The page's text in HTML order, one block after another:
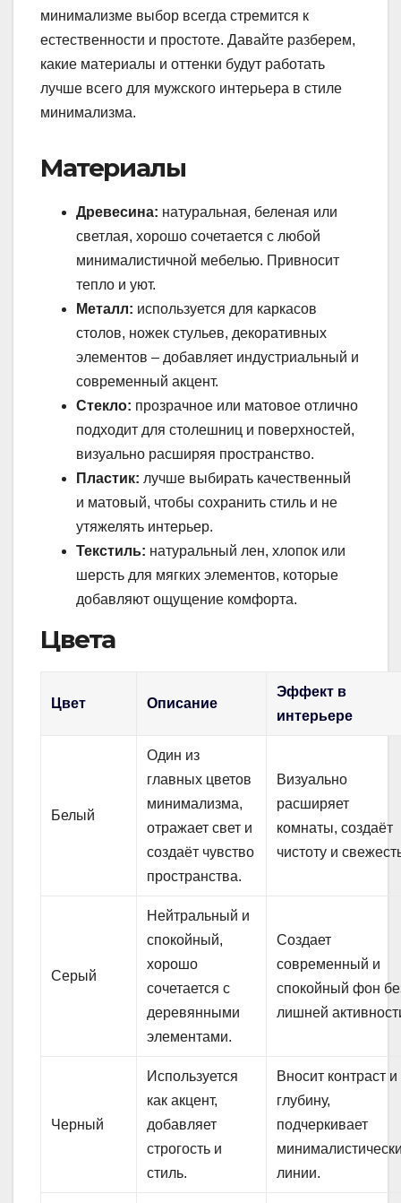
минимализме выбор всегда стремится к
естественности и простоте. Давайте разберем,
какие материалы и оттенки будут работать
лучше всего для мужского интерьера в стиле
минимализма.
Материалы
Древесина: натуральная, беленая или
светлая, хорошо сочетается с любой
минималистичной мебелью. Привносит
тепло и уют.
Металл: используется для каркасов
столов, ножек стульев, декоративных
элементов – добавляет индустриальный и
современный акцент.
Стекло: прозрачное или матовое отлично
подходит для столешниц и поверхностей,
визуально расширяя пространство.
Пластик: лучше выбирать качественный
и матовый, чтобы сохранить стиль и не
утяжелять интерьер.
Текстиль: натуральный лен, хлопок или
шерсть для мягких элементов, которые
добавляют ощущение комфорта.
Цвета
Цвет Описание
Эффект в
интерьере
Белый
Один из
главных цветов
минимализма,
отражает свет и
создаёт чувство
пространства.
Визуально
расширяет
комнаты, создаёт
чистоту и
Серый
Нейтральный и
спокойный,
хорошо
сочетается с
деревянными
элементами.
Создает
современный и
спокойный фон
лишней
Черный
Используется
как акцент,
добавляет
строгость и
стиль.
Вносит контраст и
глубину,
подчеркивает
линии.